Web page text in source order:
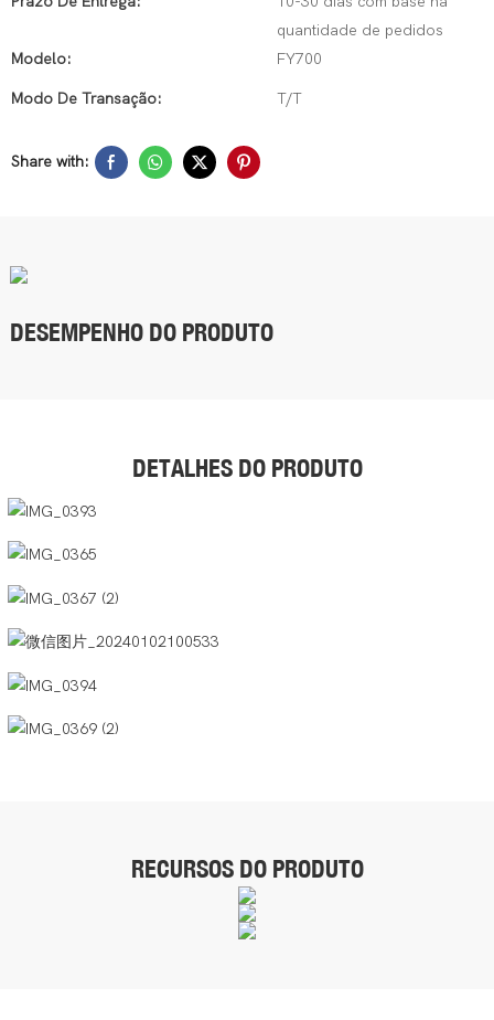
quantidade de pedidos
Modelo:
FY700
Modo De Transação: T/T
Share with:
DESEMPENHO DO PRODUTO
DETALHES DO PRODUTO
RECURSOS DO PRODUTO